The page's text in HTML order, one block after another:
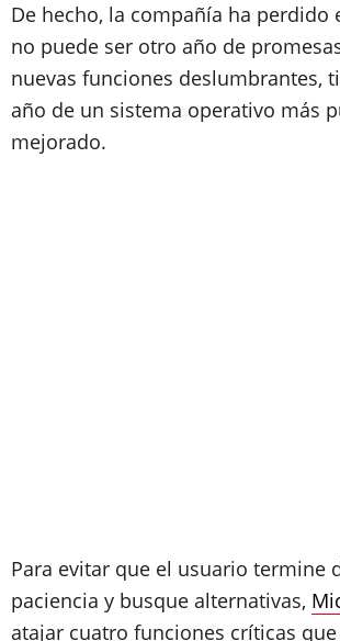
De hecho, la compañía ha perdido
no puede ser otro año de
nuevas funciones deslumbrantes,
año de un sistema operativo más
mejorado.
Para evitar que el usuario termine
paciencia y busque alternativas,
atajar cuatro funciones críticas